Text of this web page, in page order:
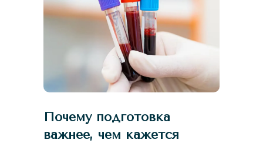
Почему подготовка
важнее, чем кажется